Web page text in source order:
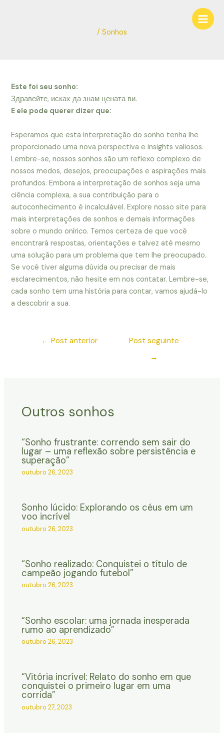
Main
/ Sonhos
Este foi seu sonho:
Здравейте, исках да знам цената ви.
E ele pode querer dizer que:
Esperamos que esta interpretação do sonho tenha lhe
proporcionado uma nova perspectiva e insights valiosos.
Lembre-se, nossos sonhos são um reflexo complexo de
nossos medos, desejos, preocupações e aspirações mais
profundos. Embora a interpretação de sonhos seja uma
ciência complexa, a sua contribuição para o
autoconhecimento é incalculável. Explore nosso site para
mais interpretações de sonhos e demais informações
sobre o mundo onírico. Temos certeza de que você
encontrará respostas, orientações e talvez até mesmo
uma solução para um problema que tem lhe preocupado.
Se você tiver alguma dúvida ou precisar de mais
esclarecimentos, não hesite em nos contatar. Lembre-se,
cada sonho tem uma história para contar, vamos ajudá-lo
a descobrir a sua.
← Post anterior
Post seguinte
→
Outros sonhos
“Sonho frustrante: correndo sem sair do
lugar – uma reflexão sobre persistência e
superação”
outubro 26, 2023
Sonho lúcido: Explorando os céus em um
voo incrível
outubro 26, 2023
“Sonho realizado: Conquistei o título de
campeão jogando futebol”
outubro 26, 2023
“Sonho escolar: uma jornada inesperada
rumo ao aprendizado”
outubro 26, 2023
“Vitória incrível: Relato do sonho em que
conquistei o primeiro lugar em uma
corrida”
outubro 27, 2023